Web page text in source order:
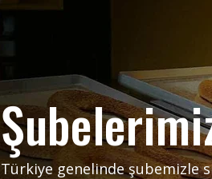
Türkiye genelinde şubemizle